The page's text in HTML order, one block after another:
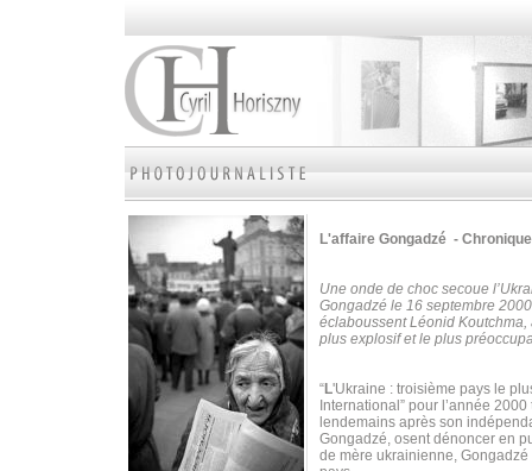
L'affaire Gongadzé -
Une onde de choc secoue
Gongadzé le 16 septembre
éclaboussent Léonid
plus explosif et le plus
“L'Ukraine : troisième pays le
International” pour l’année
lendemains après son
Gongadzé, osent dénoncer en
de mère ukrainienne, Gongadzé